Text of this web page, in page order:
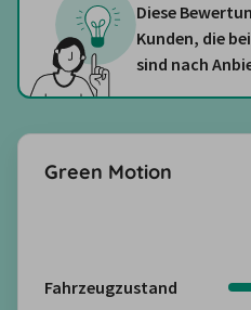
Diese
Kunden, die
sind nach
Green Motion
Fahrzeugzustand